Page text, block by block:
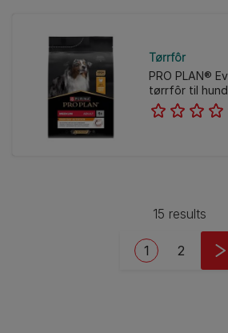
Tørrfôr
PRO PLAN®
tørrfôr til
15 results
Current page
1 Side
2